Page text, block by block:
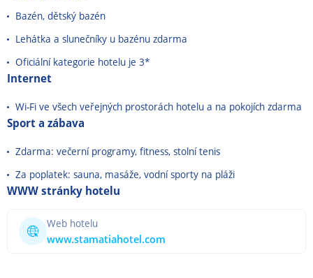
Bazén, dětský bazén
Lehátka a slunečníky u bazénu zdarma
Oficiální kategorie hotelu je 3*
Internet
Wi-Fi ve všech veřejných prostorách hotelu a na pokojích zdarma
Sport a zábava
Zdarma: večerní programy, fitness, stolní tenis
Za poplatek: sauna, masáže, vodní sporty na pláži
WWW stránky hotelu
Web hotelu
www.stamatiahotel.com